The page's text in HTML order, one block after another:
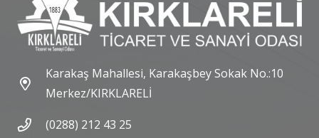
Karakaş Mahallesi, Karakaşbey Sokak No.:10
Merkez/KIRKLARELİ
(0288) 212 43 25